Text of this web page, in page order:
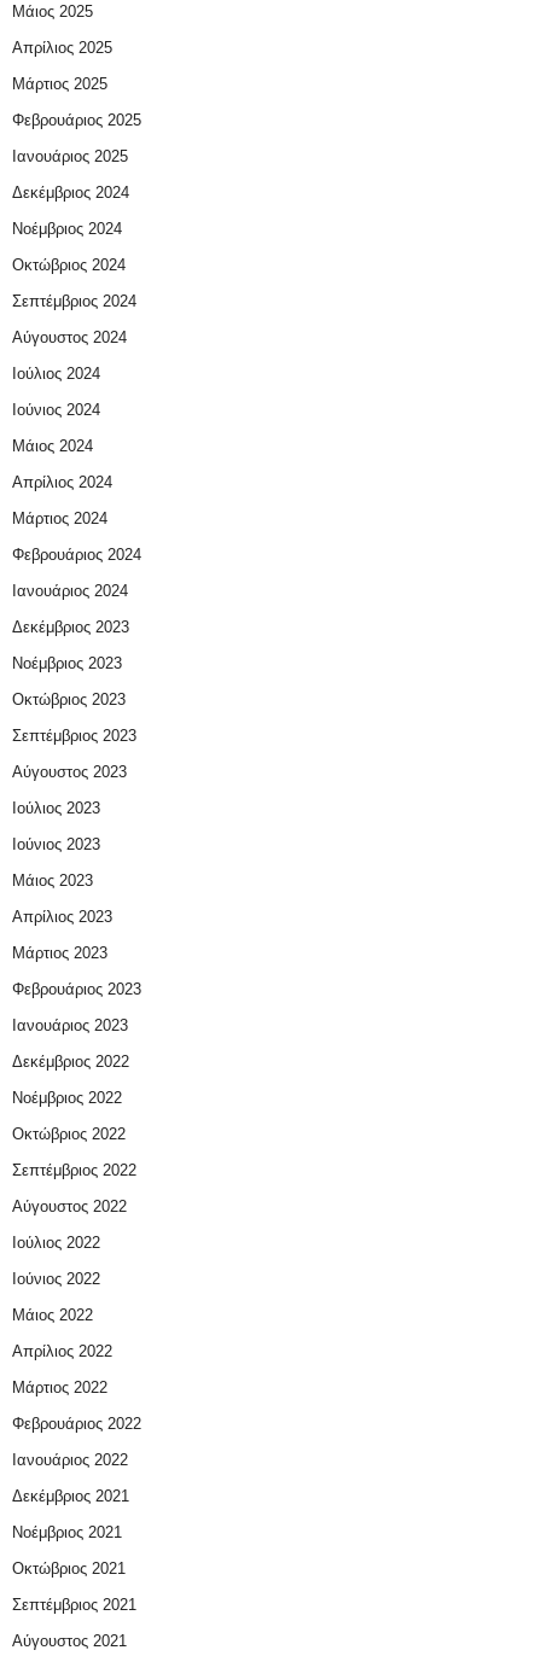
Μάιος 2025
Απρίλιος 2025
Μάρτιος 2025
Φεβρουάριος 2025
Ιανουάριος 2025
Δεκέμβριος 2024
Νοέμβριος 2024
Οκτώβριος 2024
Σεπτέμβριος 2024
Αύγουστος 2024
Ιούλιος 2024
Ιούνιος 2024
Μάιος 2024
Απρίλιος 2024
Μάρτιος 2024
Φεβρουάριος 2024
Ιανουάριος 2024
Δεκέμβριος 2023
Νοέμβριος 2023
Οκτώβριος 2023
Σεπτέμβριος 2023
Αύγουστος 2023
Ιούλιος 2023
Ιούνιος 2023
Μάιος 2023
Απρίλιος 2023
Μάρτιος 2023
Φεβρουάριος 2023
Ιανουάριος 2023
Δεκέμβριος 2022
Νοέμβριος 2022
Οκτώβριος 2022
Σεπτέμβριος 2022
Αύγουστος 2022
Ιούλιος 2022
Ιούνιος 2022
Μάιος 2022
Απρίλιος 2022
Μάρτιος 2022
Φεβρουάριος 2022
Ιανουάριος 2022
Δεκέμβριος 2021
Νοέμβριος 2021
Οκτώβριος 2021
Σεπτέμβριος 2021
Αύγουστος 2021